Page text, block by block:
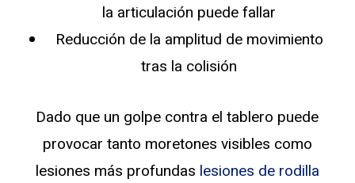
la articulación puede fallar
Reducción de la amplitud de movimiento
tras la colisión
Dado que un golpe contra el tablero puede
provocar tanto moretones visibles como
lesiones más profundas lesiones de rodilla